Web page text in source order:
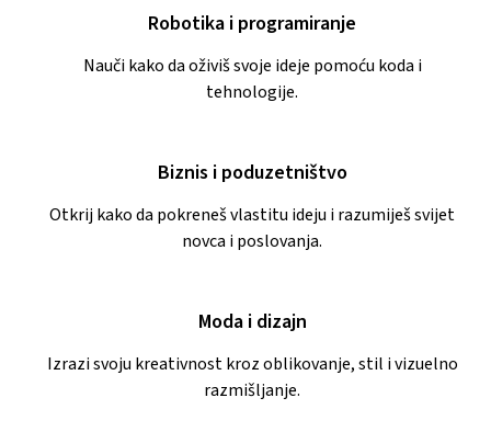
Robotika i programiranje
Nauči kako da oživiš svoje ideje pomoću koda i
tehnologije.
Biznis i poduzetništvo
Otkrij kako da pokreneš vlastitu ideju i razumiješ svijet
novca i poslovanja.
Moda i dizajn
Izrazi svoju kreativnost kroz oblikovanje, stil i vizuelno
razmišljanje.